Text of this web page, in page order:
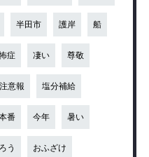
半田市 護岸 船
症 凄い 尊敬
注意報 塩分補給
番 今年 暑い
う おふざけ